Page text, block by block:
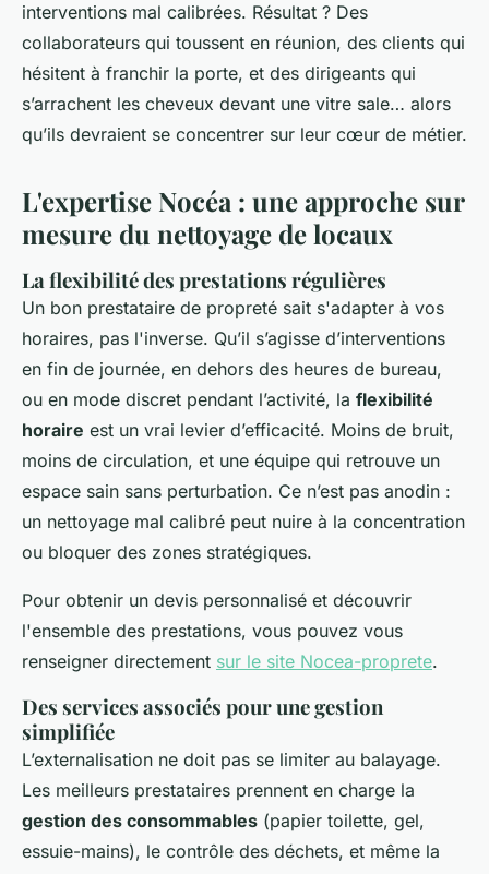
interventions mal calibrées. Résultat ? Des
collaborateurs qui toussent en réunion, des clients qui
hésitent à franchir la porte, et des dirigeants qui
s’arrachent les cheveux devant une vitre sale… alors
qu’ils devraient se concentrer sur leur cœur de métier.
L'expertise Nocéa : une approche sur
mesure du nettoyage de locaux
La flexibilité des prestations régulières
Un bon prestataire de propreté sait s'adapter à vos
horaires, pas l'inverse. Qu’il s’agisse d’interventions
en fin de journée, en dehors des heures de bureau,
ou en mode discret pendant l’activité, la flexibilité
horaire est un vrai levier d’efficacité. Moins de bruit,
moins de circulation, et une équipe qui retrouve un
espace sain sans perturbation. Ce n’est pas anodin :
un nettoyage mal calibré peut nuire à la concentration
ou bloquer des zones stratégiques.
Pour obtenir un devis personnalisé et découvrir
l'ensemble des prestations, vous pouvez vous
renseigner directement sur le site Nocea-proprete.
Des services associés pour une gestion
simplifiée
L’externalisation ne doit pas se limiter au balayage.
Les meilleurs prestataires prennent en charge la
gestion des consommables (papier toilette, gel,
essuie-mains), le contrôle des déchets, et même la